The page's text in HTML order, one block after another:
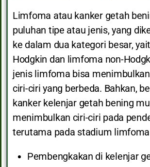
Limfoma atau kanker getah
puluhan tipe atau jenis, yang
ke dalam dua kategori besar,
Hodgkin dan limfoma non-
jenis limfoma bisa
ciri-ciri yang berbeda. Bahkan,
kanker kelenjar getah bening
menimbulkan ciri-ciri pada
terutama pada stadium
Pembengkakan di kelenjar